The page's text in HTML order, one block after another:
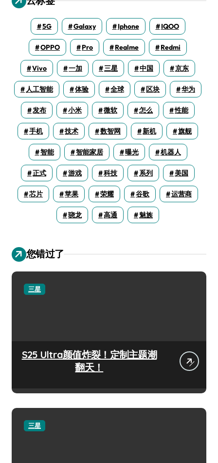
5G Galaxy Iphone IQOO
OPPO Pro Realme Redmi
Vivo 一加 三星 中国 京东
人工智能 体验 全球 区块 华为
发布 小米 微软 怎么 性能
手机 技术 数智网 新机 旗舰
智能 智能家居 曝光 机器人
正式 游戏 科技 系列 美国
芯片 苹果 荣耀 谷歌 运营商
骁龙 高通 魅族
您错过了
三星
S25 Ultra颜值炸裂！定制主题潮
翻天！
三星